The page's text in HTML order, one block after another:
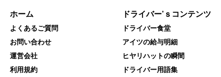
ホーム
よくあるご質問
お問い合わせ
運営会社
利用規約
ドライバー’ｓコンテンツ
ドライバー食堂
アイツの給与明細
ヒヤリハットの瞬間
ドライバー用語集